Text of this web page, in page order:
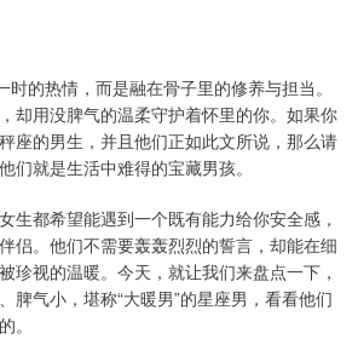
时的热情，而是融在骨子里的修养与担当。
却用没脾气的温柔守护着怀里的你。如果你
座的男生，并且他们正如此文所说，那么请
们就是生活中难得的宝藏男孩。
生都希望能遇到一个既有能力给你安全感，
侣。他们不需要轰轰烈烈的誓言，却能在细
珍视的温暖。今天，就让我们来盘点一下，
脾气小，堪称“大暖男”的星座男，看看他们
。